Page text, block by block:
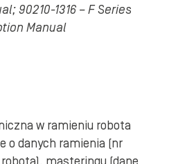
90210-1316 – F Series
Manual
w ramieniu robota
o danych ramienia (nr